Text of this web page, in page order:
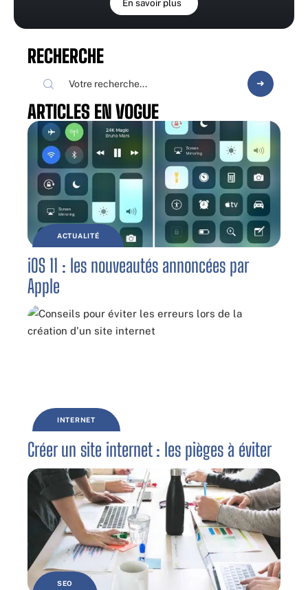
En savoir plus
RECHERCHE
ARTICLES EN VOGUE
ACTUALITÉ
iOS 11 : les nouveautés annoncées par
Apple
INTERNET
Créer un site internet : les pièges à éviter
SEO